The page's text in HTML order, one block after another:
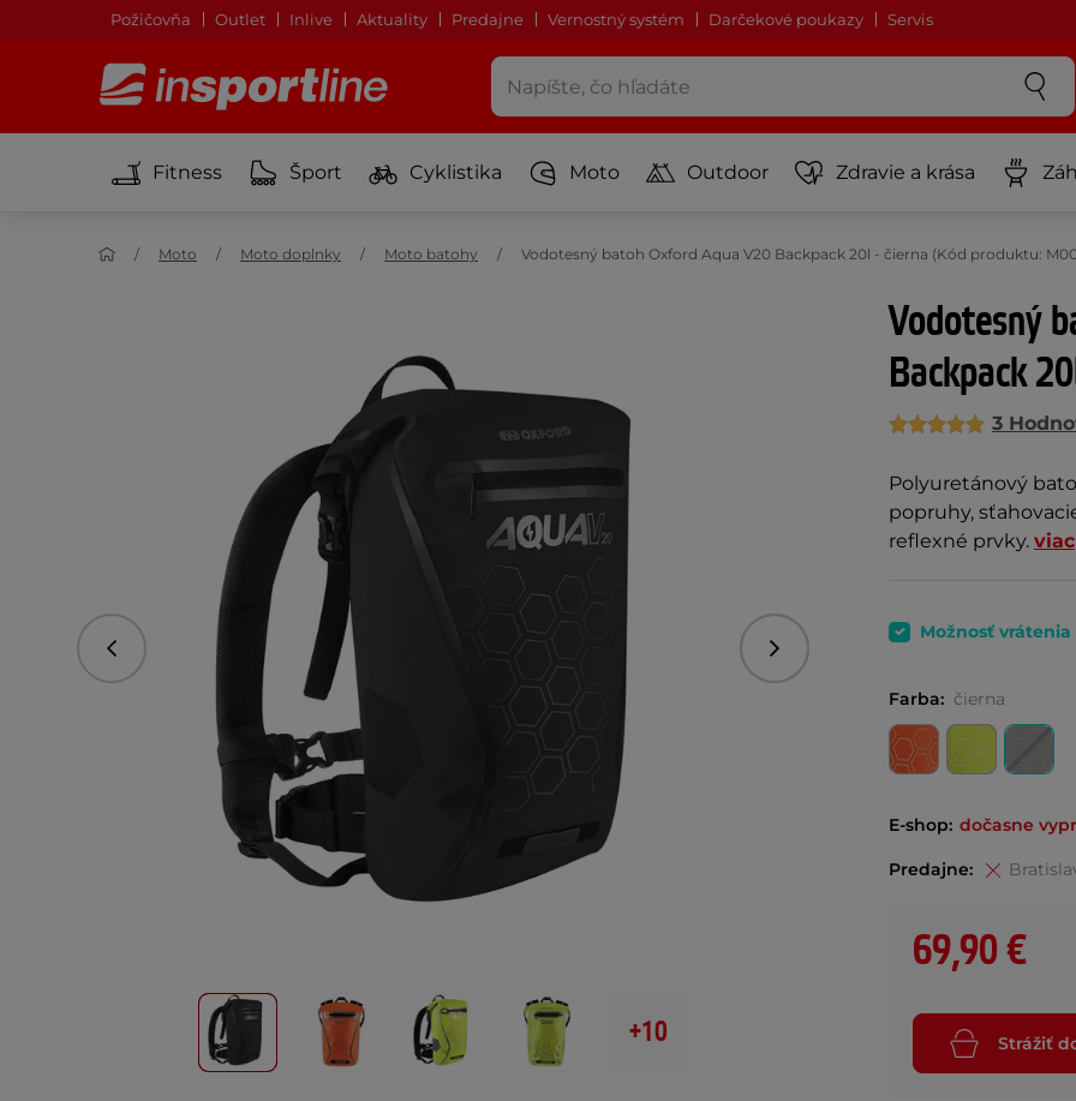
Požičovňa Outlet Inlive Aktuality Predajne Vernostný systém Darčekové poukazy Servis
Fitness Šport Cyklistika Moto Outdoor Zdravie a krása
Moto Moto doplnky Moto batohy Vodotesný batoh Oxford Aqua V20 Backpack 20l - čierna (Kód produktu:
Vodotesný
Backpack
3
Polyuretánový
popruhy,
reflexné prvky. viac
Predchádzajúce Nasledujúce
+10
Možnosť
Farba: čierna
E-shop: dočasne
Predajne:
69,90 €
Strážiť